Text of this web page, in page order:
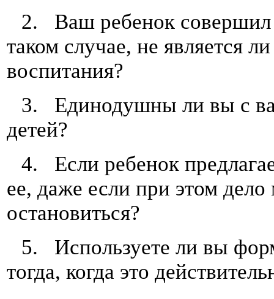
2. Ваш ребенок совершил
таком случае, не является
воспитания?
3. Единодушны ли вы с
детей?
4. Если ребенок
ее, даже если при этом дело
остановиться?
5. Используете ли вы
тогда, когда это